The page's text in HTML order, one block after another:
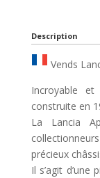
Description
Vends
Incroyable
construite en
La Lancia
précieux
Il s’agit